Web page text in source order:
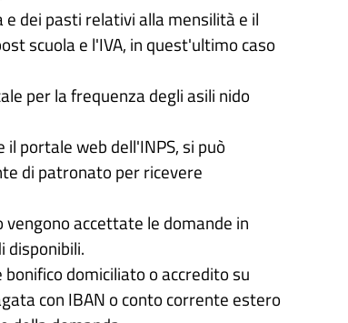
dei pasti relativi alla mensilità e il
scuola e l'IVA, in quest'ultimo caso
per la frequenza degli asili nido
portale web dell'INPS, si può
di patronato per ricevere
accettate le domande in
disponibili.
domiciliato o accredito su
con IBAN o conto corrente estero